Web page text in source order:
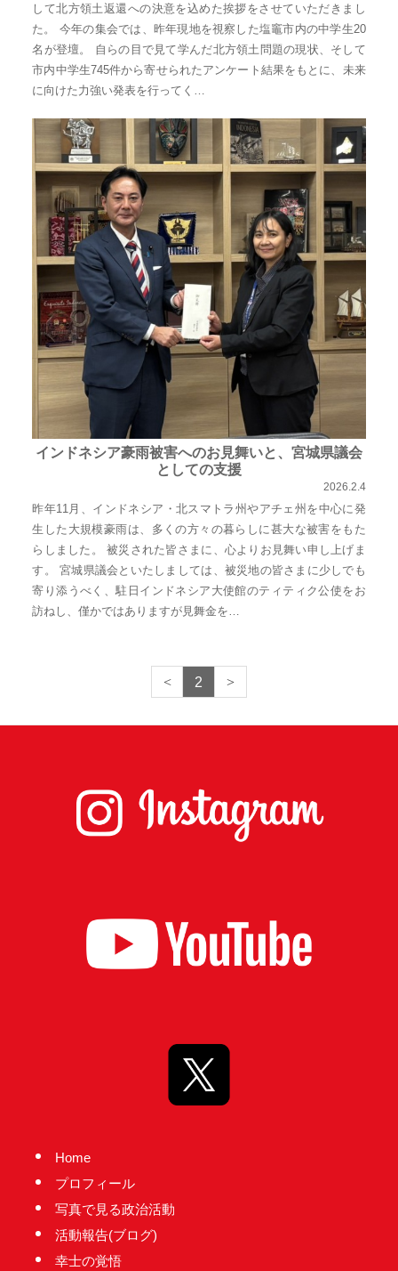
して北方領土返還への決意を込めた挨拶をさせていただきまし
た。 今年の集会では、昨年現地を視察した塩竈市内の中学生20
名が登壇。 自らの目で見て学んだ北方領土問題の現状、そして
市内中学生745件から寄せられたアンケート結果をもとに、未来
に向けた力強い発表を行ってく…
インドネシア豪雨被害へのお見舞いと、宮城県議会
としての支援
2026.2.4
昨年11月、インドネシア・北スマトラ州やアチェ州を中心に発
生した大規模豪雨は、多くの方々の暮らしに甚大な被害をもた
らしました。 被災された皆さまに、心よりお見舞い申し上げま
す。 宮城県議会といたしましては、被災地の皆さまに少しでも
寄り添うべく、駐日インドネシア大使館のティティク公使をお
訪ねし、僅かではありますが見舞金を…
2
Home
プロフィール
写真で見る政治活動
活動報告(ブログ)
幸士の覚悟